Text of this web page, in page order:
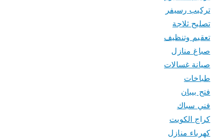
تركيب رسيفر
تصليح ثلاجة
تعقيم وتنظيف
صباغ منازل
صيانة غسالات
طباخات
فتح بيبان
فني سباك
كراج الكويت
كهرباء منازل